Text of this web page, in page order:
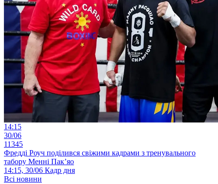
14:15
30/06
11345
Фредді Роуч поділився свіжими кадрами з тренувального
табору Менні Пак’яо
14:15, 30/06 Кадр дня
Всі новини